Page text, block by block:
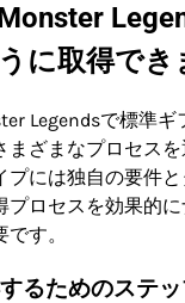
に取得でき
Legendsで標準ギ
まざまなプロセス
プには独自の要件
プロセスを効果的
す。
るためのステ